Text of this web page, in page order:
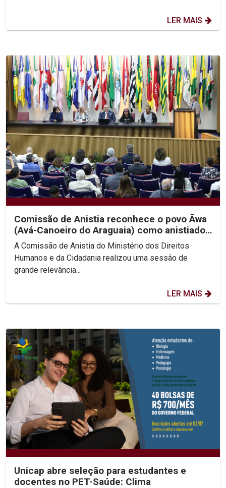
LER MAIS
Comissão de Anistia reconhece o povo Ãwa
(Avá-Canoeiro do Araguaia) como anistiado
político coletivo
A Comissão de Anistia do Ministério dos Direitos
Humanos e da Cidadania realizou uma sessão de
grande relevância...
LER MAIS
Unicap abre seleção para estudantes e
docentes no PET-Saúde: Clima